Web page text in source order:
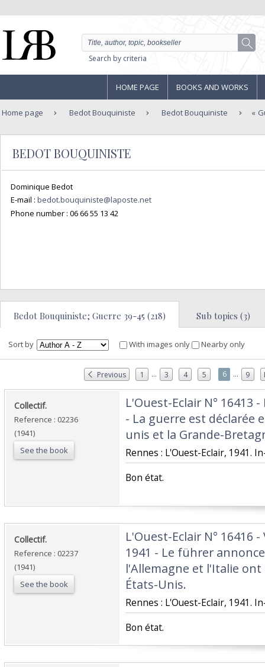
Search by criteria
HOME PAGE BOOKS AND WORKS
Home page Bedot Bouquiniste Bedot Bouquiniste
BEDOT BOUQUINISTE
Dominique Bedot
E-mail : bedot.bouquiniste@laposte.net
Phone number : 06 66 55 13 42
Bedot Bouquiniste; Guerre 39-45 (218) Sub topics (3)
Sort by With images only Nearby only
Previous 1 ... 3 4 5 6 ... 9
‎Collectif.‎
Reference : 02236
(1941)
See the book
‎L'Ouest-Eclair N° 16413
- La guerre est déclarée
unis et la Grande-
‎Rennes : L'Ouest-Eclair, 1941.
‎Bon état.‎
‎Collectif.‎
Reference : 02237
(1941)
See the book
‎L'Ouest-Eclair N° 16416
1941 - Le führer
l'Allemagne et l'Italie
États-Unis. ‎
‎Rennes : L'Ouest-Eclair, 1941.
‎Bon état.‎